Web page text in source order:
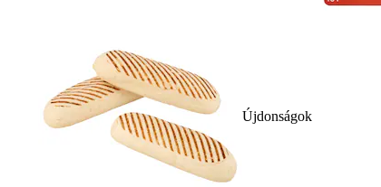
Újdonságok